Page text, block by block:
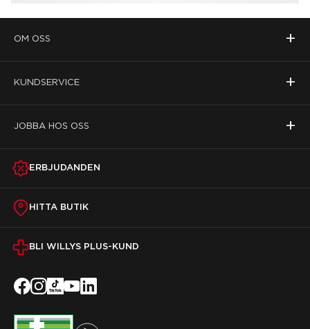
OM OSS +
KUNDSERVICE +
JOBBA HOS OSS +
ERBJUDANDEN
HITTA BUTIK
BLI WILLYS PLUS-KUND